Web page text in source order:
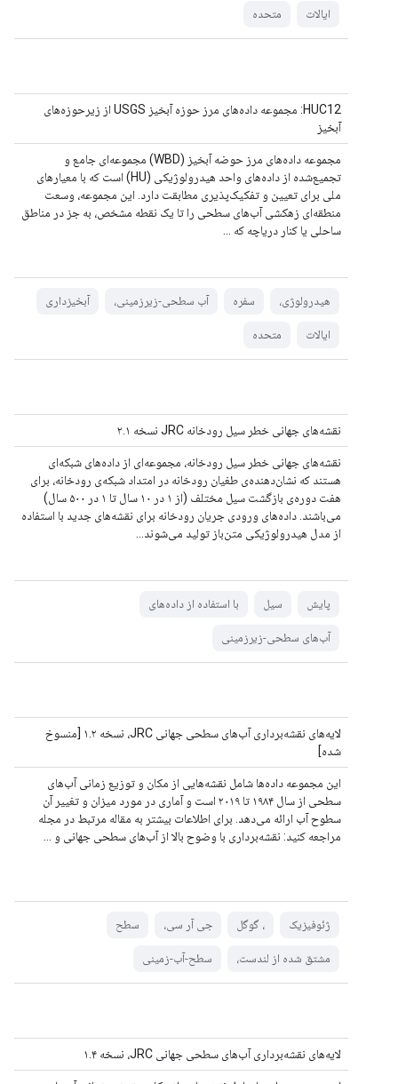
ایالات متحده
HUC12: مجموعه داده‌های مرز حوزه آبخیز USGS از زیرحوزه‌های
آبخیز
مجموعه داده‌های مرز حوضه آبخیز (WBD) مجموعه‌ای جامع و
تجمیع‌شده از داده‌های واحد هیدرولوژیکی (HU) است که با معیارهای
ملی برای تعیین و تفکیک‌پذیری مطابقت دارد. این مجموعه، وسعت
منطقه‌ای زهکشی آب‌های سطحی را تا یک نقطه مشخص، به جز در مناطق
ساحلی یا کنار دریاچه که ...
هیدرولوژی، سفره آب سطحی-زیرزمینی، آبخیزداری
ایالات متحده
نقشه‌های جهانی خطر سیل رودخانه JRC نسخه ۲.۱
نقشه‌های جهانی خطر سیل رودخانه، مجموعه‌ای از داده‌های شبکه‌ای
هستند که نشان‌دهنده‌ی طغیان رودخانه در امتداد شبکه‌ی رودخانه، برای
هفت دوره‌ی بازگشت سیل مختلف (از ۱ در ۱۰ سال تا ۱ در ۵۰۰ سال)
می‌باشند. داده‌های ورودی جریان رودخانه برای نقشه‌های جدید با استفاده
از مدل هیدرولوژیکی متن‌باز تولید می‌شوند...
پایش سیل با استفاده از داده‌های
آب‌های سطحی-زیرزمینی
لایه‌های نقشه‌برداری آب‌های سطحی جهانی JRC، نسخه ۱.۲ [منسوخ
شده]
این مجموعه داده‌ها شامل نقشه‌هایی از مکان و توزیع زمانی آب‌های
سطحی از سال ۱۹۸۴ تا ۲۰۱۹ است و آماری در مورد میزان و تغییر آن
سطوح آب ارائه می‌دهد. برای اطلاعات بیشتر به مقاله مرتبط در مجله
مراجعه کنید: نقشه‌برداری با وضوح بالا از آب‌های سطحی جهانی و ...
ژئوفیزیک ، گوگل جی آر سی، سطح
مشتق شده از لندست، سطح-آب-زمینی
لایه‌های نقشه‌برداری آب‌های سطحی جهانی JRC، نسخه ۱.۴